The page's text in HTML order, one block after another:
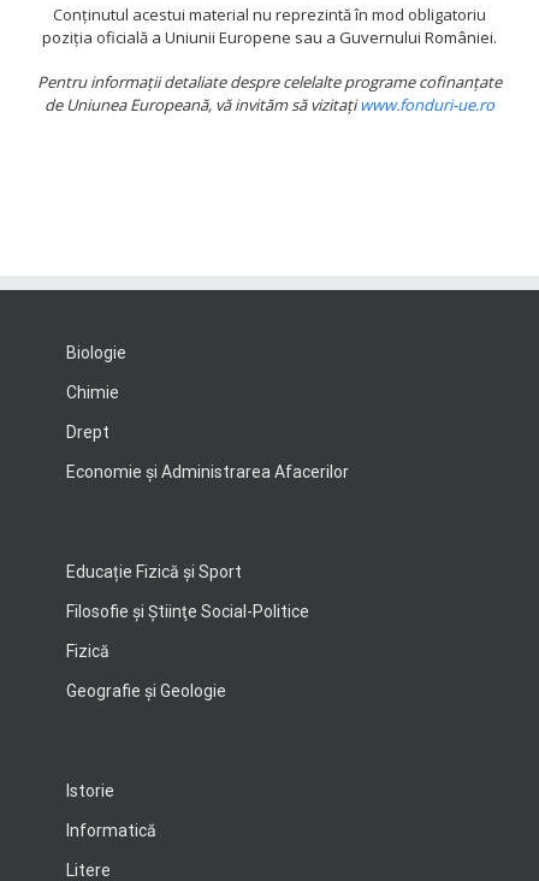
Conținutul acestui material nu reprezintă în mod obligatoriu
poziția oficială a Uniunii Europene sau a Guvernului României.
Pentru informaţii detaliate despre celelalte programe cofinanţate
de Uniunea Europeană, vă invităm să vizitaţiwww.fonduri-ue.ro
Biologie
Chimie
Drept
Economie şi Administrarea Afacerilor
Educație Fizică și Sport
Filosofie şi Ştiinţe Social-Politice
Fizică
Geografie şi Geologie
Istorie
Informatică
Litere